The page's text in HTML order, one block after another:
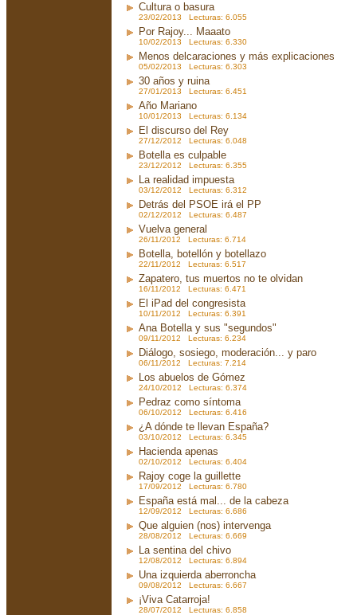
Cultura o basura
23/02/2013 Lecturas: 6.055
Por Rajoy... Maaato
10/02/2013 Lecturas: 6.330
Menos delcaraciones y más explicaciones
05/02/2013 Lecturas: 6.303
30 años y ruina
27/01/2013 Lecturas: 6.451
Año Mariano
10/01/2013 Lecturas: 6.134
El discurso del Rey
27/12/2012 Lecturas: 6.048
Botella es culpable
23/12/2012 Lecturas: 6.355
La realidad impuesta
03/12/2012 Lecturas: 6.312
Detrás del PSOE irá el PP
02/12/2012 Lecturas: 6.487
Vuelva general
26/11/2012 Lecturas: 6.714
Botella, botellón y botellazo
22/11/2012 Lecturas: 6.517
Zapatero, tus muertos no te olvidan
16/11/2012 Lecturas: 6.471
El iPad del congresista
10/11/2012 Lecturas: 6.391
Ana Botella y sus "segundos"
09/11/2012 Lecturas: 6.234
Diálogo, sosiego, moderación... y paro
06/11/2012 Lecturas: 7.214
Los abuelos de Gómez
24/10/2012 Lecturas: 6.374
Pedraz como síntoma
06/10/2012 Lecturas: 6.416
¿A dónde te llevan España?
03/10/2012 Lecturas: 6.345
Hacienda apenas
02/10/2012 Lecturas: 6.404
Rajoy coge la guillette
17/09/2012 Lecturas: 6.780
España está mal... de la cabeza
12/09/2012 Lecturas: 6.686
Que alguien (nos) intervenga
28/08/2012 Lecturas: 6.669
La sentina del chivo
12/08/2012 Lecturas: 6.894
Una izquierda aberroncha
09/08/2012 Lecturas: 6.667
¡Viva Catarroja!
28/07/2012 Lecturas: 6.858